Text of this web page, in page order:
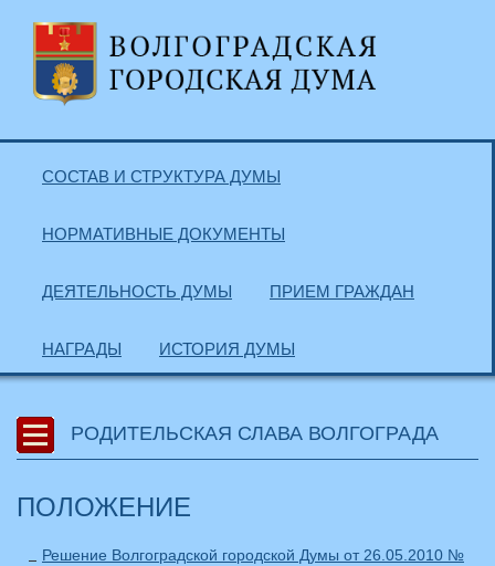
СОСТАВ И СТРУКТУРА ДУМЫ
НОРМАТИВНЫЕ ДОКУМЕНТЫ
ДЕЯТЕЛЬНОСТЬ ДУМЫ ПРИЕМ ГРАЖДАН
НАГРАДЫ ИСТОРИЯ ДУМЫ
РОДИТЕЛЬСКАЯ СЛАВА ВОЛГОГРАДА
ПОЛОЖЕНИЕ
Решение Волгоградской городской Думы от 26.05.2010 №